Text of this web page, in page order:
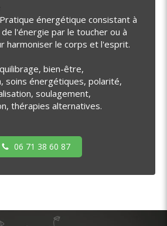
énergétique consistant à
l'énergie par le toucher ou à
harmoniser le corps et l'esprit.
bien-être,
soins énergétiques, polarité,
soulagement,
thérapies alternatives.
06 71 38 60 87